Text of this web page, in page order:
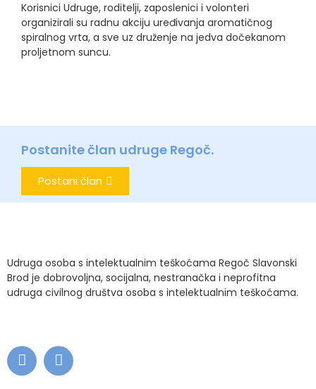
Korisnici Udruge, roditelji, zaposlenici i volonteri
organizirali su radnu akciju uređivanja aromatičnog
spiralnog vrta, a sve uz druženje na jedva dočekanom
proljetnom suncu.
Postanite član udruge Regoč.
Postani član
Udruga osoba s intelektualnim teškoćama Regoč Slavonski
Brod je dobrovoljna, socijalna, nestranačka i neprofitna
udruga civilnog društva osoba s intelektualnim teškoćama.